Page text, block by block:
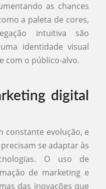
as chances
a paleta de cores,
intuitiva são
identidade visual
com o público-alvo.
digital
constante evolução, e
se adaptar às
O uso de
de marketing e
das inovações que